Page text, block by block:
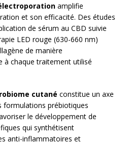
amplifie
et son efficacité. Des études
de sérum au CBD suivie
LED rouge (630-660 nm)
de manière
à chaque traitement utilisé
cutané constitue un axe
formulations prébiotiques
le développement de
qui synthétisent
anti-inflammatoires et